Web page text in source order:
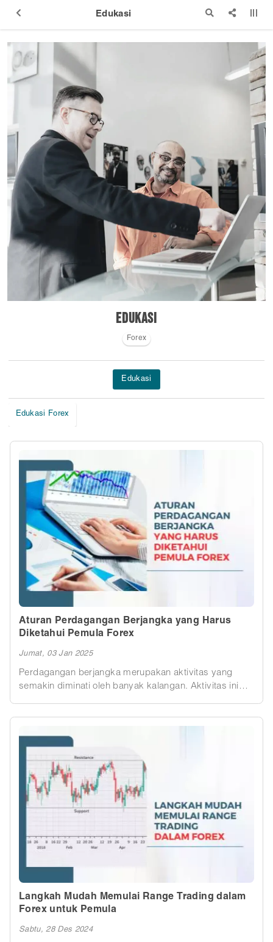
Edukasi
Edukasi
Forex
Edukasi
Edukasi Forex
Aturan Perdagangan Berjangka yang Harus
Diketahui Pemula Forex
Jumat, 03 Jan 2025
Perdagangan berjangka merupakan aktivitas yang
semakin diminati oleh banyak kalangan. Aktivitas ini
uang. Bagi pemula forex, pemahaman menyeluruh
tentang aturan serta mekanisme yang berlaku sangat
diperlukan agar dapat memanfaatkan peluang dengan
bijak dan mengelola risiko secara efektif. Artikel ini
dirancang untuk memberikan panduan lengkap
mengenai dasar-dasar perdagangan berjangka,
komponen utama, manfaat, risiko, serta strategi yang
Langkah Mudah Memulai Range Trading dalam
Forex untuk Pemula
Sabtu, 28 Des 2024